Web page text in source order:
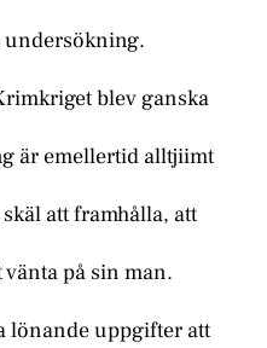
blev ganska
är emellertid alltjiimt
att framhålla, att
på sin man.
lönande uppgifter att